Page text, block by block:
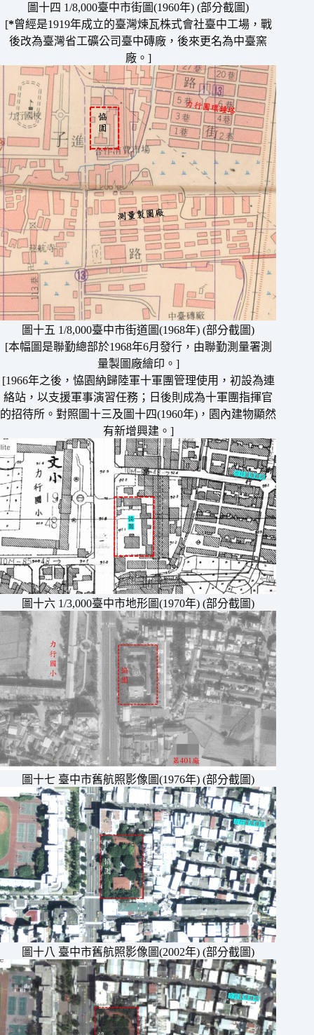
圖十四 1/8,000臺中市街圖(1960年) (部分截圖)
[*曾經是1919年成立的臺灣煉瓦株式會社臺中工場，戰
後改為臺灣省工礦公司臺中磚廠，後來更名為中臺窯
廠。]
圖十五 1/8,000臺中市街道圖(1968年) (部分截圖)
[本幅圖是聯勤總部於1968年6月發行，由聯勤測量署測
量製圖廠繪印。]
[1966年之後，恊園納歸陸軍十軍團管理使用，初設為連
絡站，以支援軍事演習任務；日後則成為十軍團指揮官
的招待所。對照圖十三及圖十四(1960年)，園內建物顯然
有新增興建。]
圖十六 1/3,000臺中市地形圖(1970年) (部分截圖)
圖十七 臺中市舊航照影像圖(1976年) (部分截圖)
圖十八 臺中市舊航照影像圖(2002年) (部分截圖)